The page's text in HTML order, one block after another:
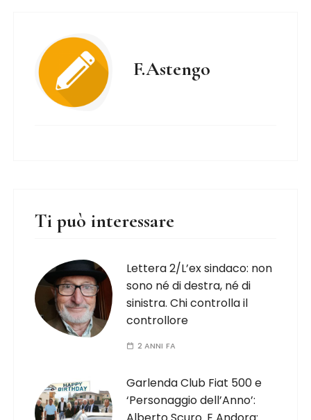
F.Astengo
Ti può interessare
Lettera 2/L’ex sindaco: non
sono né di destra, né di
sinistra. Chi controlla il
controllore
2 ANNI FA
Garlenda Club Fiat 500 e
‘Personaggio dell’Anno’: